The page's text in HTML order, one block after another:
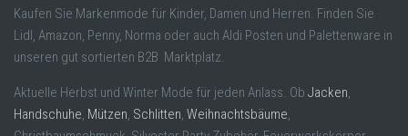
Kaufen Sie Markenmode für Kinder, Damen und Herren. Finden Sie
Lidl, Amazon, Penny, Norma oder auch Aldi Posten und Palettenware in
unseren gut sortierten B2B Marktplatz.
Aktuelle Herbst und Winter Mode für jeden Anlass. Ob Jacken
Handschuhe Mützen Schlitten Weihnachtsbäume